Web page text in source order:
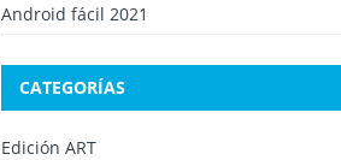
Android fácil 2021
CATEGORÍAS
Edición ART